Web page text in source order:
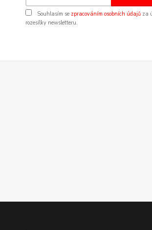
Souhlasím se zpracováním osobních údajů za
rozesílky newsletteru.